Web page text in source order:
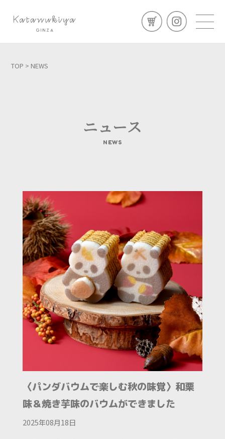
TOP > NEWS
ニュース
NEWS
〈パンダバウムで楽しむ秋の味覚〉和栗
味＆焼き芋味のバウムができました
2025年08月18日